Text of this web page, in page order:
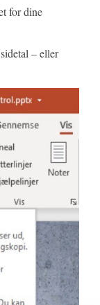
for dine
– eller